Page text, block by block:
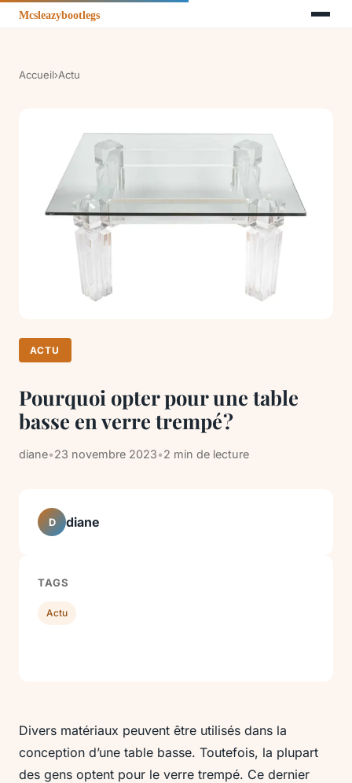
Accueil›Actu
ACTU
Pourquoi opter pour une table
basse en verre trempé ?
diane•23 novembre 2023•2 min de lecture
Divers matériaux peuvent être utilisés dans la
conception d’une table basse. Toutefois, la plupart
des gens optent pour le verre trempé. Ce dernier
D diane
TAGS
Actu